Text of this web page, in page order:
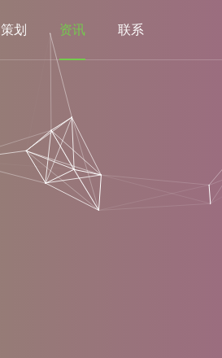
策划 资讯 联系